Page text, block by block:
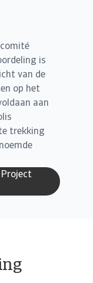
is
van de
op het
aan
trekking